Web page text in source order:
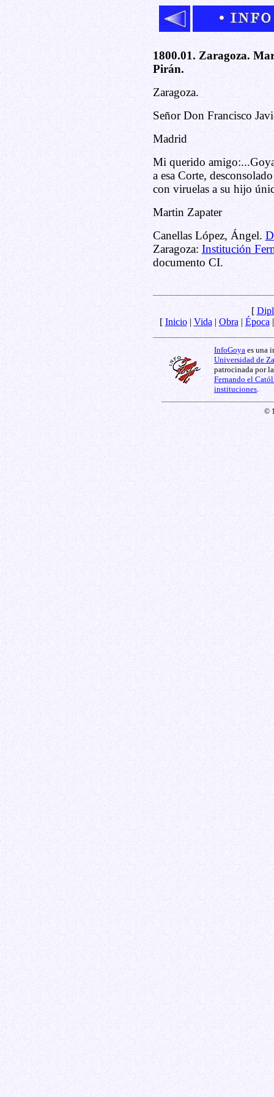
1800.01. Zaragoza.
Pirán.
Zaragoza.
Señor Don Francisco
Madrid
Mi querido
a esa Corte,
con viruelas a su hijo
Martin Zapater
Canellas López, Ángel.
Zaragoza: Institución
documento CI.
[
[ Inicio| Vida | Obra | Época
InfoGoya es una
Universidad de
patrocinada por
Fernando el
instituciones
©